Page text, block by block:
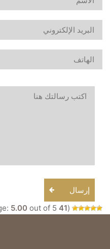
إرسال
(
41
5.00 out of 5)